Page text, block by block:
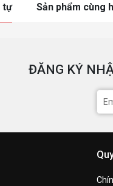
tự Sản phẩm cùng
ĐĂNG KÝ